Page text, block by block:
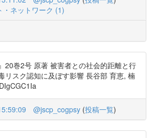
・ネットワーク (1)
20巻2号 原著 被害者との社会的距離と行
リスク認知に及ぼす影響 長谷部 育恵, 楠
@jscp_cogpsy (投稿一覧)